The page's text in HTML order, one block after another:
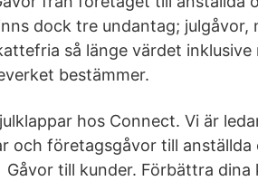
dock tre undantag; julgåvor,
så länge värdet inklusive
bestämmer.
hos Connect. Vi är
och företagsgåvor till anställda
till kunder. Förbättra dina